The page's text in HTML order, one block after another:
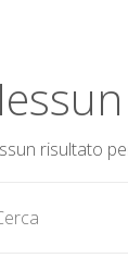
risultato